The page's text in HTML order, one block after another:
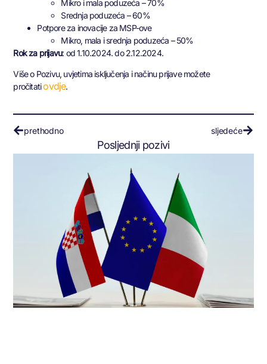
Mikro i mala poduzeća – 70%
Srednja poduzeća – 60%
Potpore za inovacije za MSP-ove
Mikro, mala i srednja poduzeća – 50%
Rok za prijavu: od 1.10.2024. do 2.12.2024.
Više o Pozivu, uvjetima isključenja i načinu prijave možete
pročitatiovdje.
prethodno sljedeće
Posljednji pozivi